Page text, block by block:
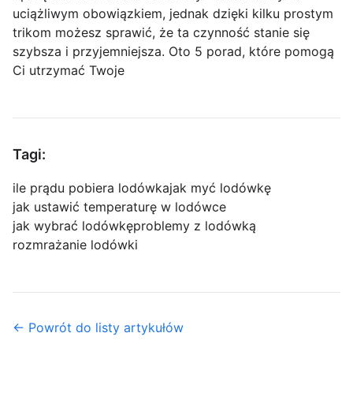
uciążliwym obowiązkiem, jednak dzięki kilku prostym
trikom możesz sprawić, że ta czynność stanie się
szybsza i przyjemniejsza. Oto 5 porad, które pomogą
Ci utrzymać Twoje
Tagi:
ile prądu pobiera lodówkajak myć lodówkę
jak ustawić temperaturę w lodówce
jak wybrać lodówkęproblemy z lodówką
rozmrażanie lodówki
← Powrót do listy artykułów